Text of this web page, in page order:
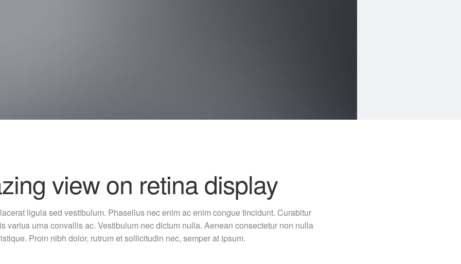
view on retina display
ligula sed vestibulum. Phasellus nec enim ac enim congue tincidunt. Curabitur
varius urna convallis ac. Vestibulum nec dictum nulla. Aenean consectetur non nulla
Proin nibh dolor, rutrum et sollicitudin nec, semper at ipsum.